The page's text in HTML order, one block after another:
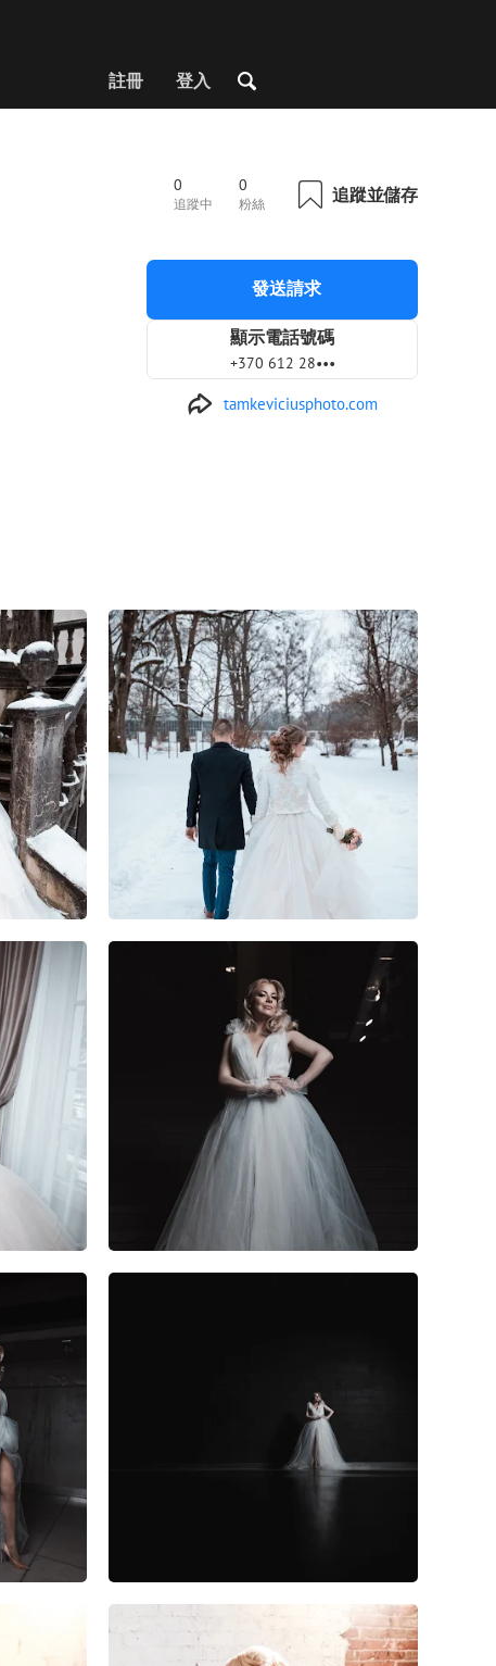
註冊 登入
0
追蹤中
0
粉絲 追蹤並儲存
發送請求
顯示電話號碼
+370 612 28•••
tamkeviciusphoto.com
0 0
1 0
0